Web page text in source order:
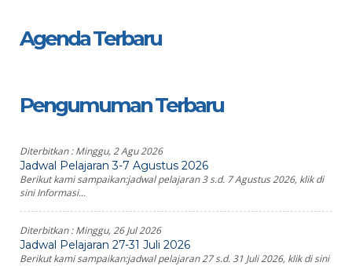
Agenda Terbaru
Pengumuman Terbaru
Diterbitkan :Minggu, 2 Agu 2026
Jadwal Pelajaran 3-7 Agustus 2026
Berikut kami sampaikan:jadwal pelajaran 3 s.d. 7 Agustus 2026, klik di
sini Informasi...
Diterbitkan :Minggu, 26 Jul 2026
Jadwal Pelajaran 27-31 Juli 2026
Berikut kami sampaikan:jadwal pelajaran 27 s.d. 31 Juli 2026, klik di sini